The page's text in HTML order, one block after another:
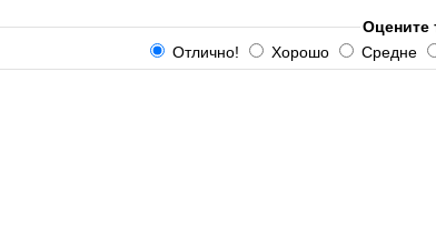
Оцените
Отлично!
Хорошо Средне